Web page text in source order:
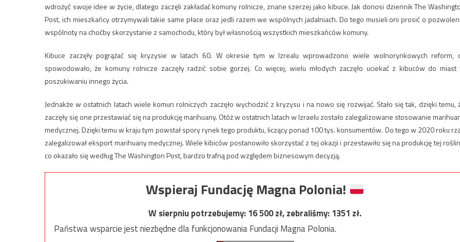
wdrożyć swoje idee w życie, dlatego zaczęli zakładać komuny rolnicze, znane szerzej jako kibuce. Jak donosi dziennik The
Post, ich mieszkańcy otrzymywali takie same płace oraz jedli razem we wspólnych jadalniach. Do tego musieli oni prosić o
wspólnoty na choćby skorzystanie z samochodu, który był własnością wszystkich mieszkańców komuny.
Kibuce zaczęły pogrążać się kryzysie w latach 60. W okresie tym w Izrealu wprowadzono wiele wolnorynkowych reform,
spowodowało, że komuny rolnicze zaczęły radzić sobie gorzej. Co więcej, wielu młodych zaczęło uciekać z kibuców do miast
poszukiwaniu innego życia.
Jednakże w ostatnich latach wiele komun rolniczych zaczęło wychodzić z kryzysu i na nowo się rozwijać. Stało się tak, dzięki temu,
zaczęły się one przestawiać się na produkcję marihuany. Otóż w ostatnich latach w Izraelu zostało zalegalizowane stosowanie
medycznej. Dzięki temu w kraju tym powstał spory rynek tego produktu, liczący ponad 100 tys. konsumentów. Do tego w 2020 roku
zalegalizował eksport marihuany medycznej. Wiele kibiców postanowiło skorzystać z tej okazji i przestawiło się na produkcję tej
co okazało się według The Washington Post, bardzo trafną pod względem biznesowym decyzją.
Wspieraj Fundację Magna Polonia!
W sierpniu potrzebujemy:16 500zł, zebraliśmy:1351 zł.
Państwa wsparcie jest niezbędne dla funkcjonowania Fundacji Magna Polonia.